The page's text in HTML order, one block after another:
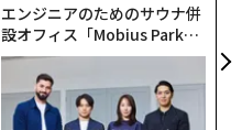
エンジニアのためのサウナ併
設オフィス「Mobius Park」
がオープン──タマディック
が健康経営を徹底する理由